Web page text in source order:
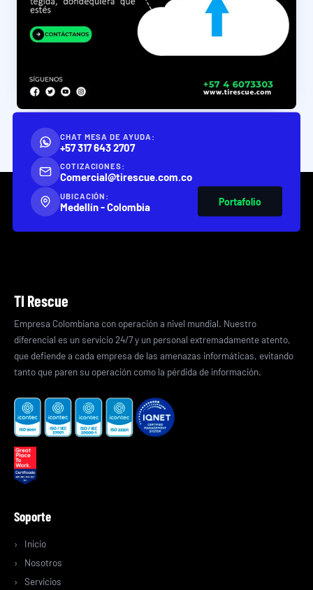
CHAT MESA DE AYUDA:
+57 317 643 2707
COTIZACIONES:
Comercial@tirescue.com.co
UBICACIÓN:
Medellín - Colombia Portafolio
TI Rescue
Empresa Colombiana con operación a nivel mundial. Nuestro
diferencial es un servicio 24/7 y un personal extremadamente atento,
que defiende a cada empresa de las amenazas informáticas, evitando
tanto que paren su operación como la pérdida de información.
Soporte
Inicio
Nosotros
Servicios